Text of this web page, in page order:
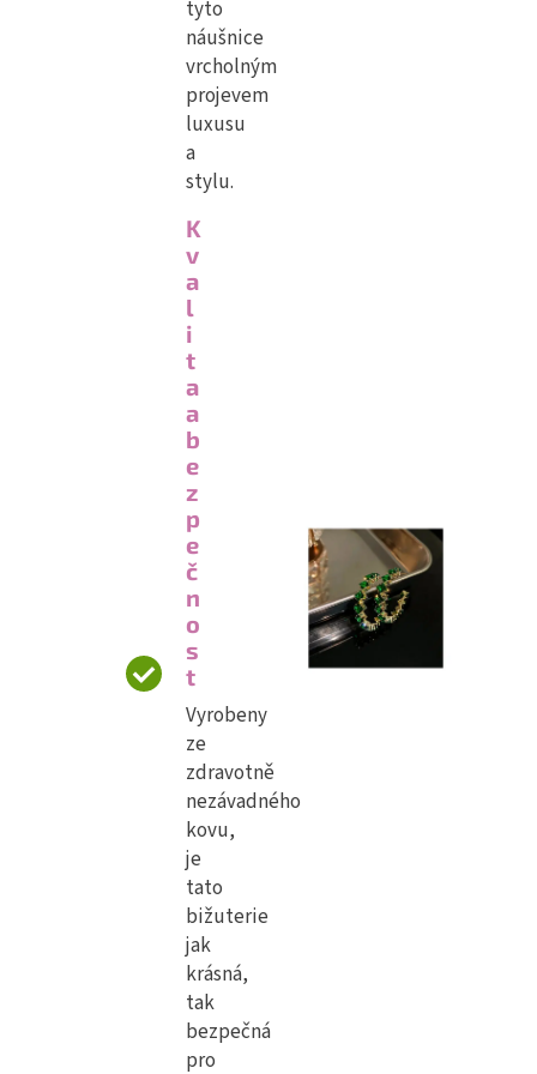
tyto
náušnice
vrcholným
projevem
luxusu
a
stylu.
K
v
a
l
i
t
a
a
b
e
z
p
e
č
n
o
s
t
Vyrobeny
ze
zdravotně
nezávadného
kovu,
je
tato
bižuterie
jak
krásná,
tak
bezpečná
pro